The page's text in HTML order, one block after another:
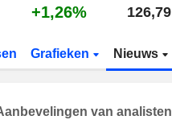
+1,26% 126,79
Grafieken Nieuws
van analisten